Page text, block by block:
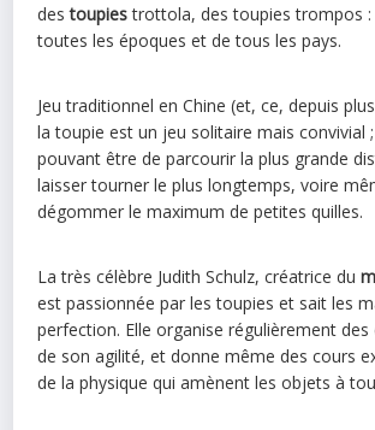
destoupiestrottola, des toupies trompos :
toutes les époques et de tous les pays.
Jeu traditionnel en Chine (et, ce, depuis
la toupie est un jeu solitaire mais convivial
pouvant être de parcourir la plus grande
laisser tourner le plus longtemps, voire
dégommer le maximum de petites quilles.
La très célèbre Judith Schulz, créatrice du
est passionnée par les toupies et sait les
perfection. Elle organise régulièrement
de son agilité, et donne même des cours
de la physique qui amènent les objets à